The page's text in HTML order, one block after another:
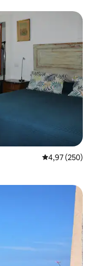
Gemiddelde
4,97 (250)